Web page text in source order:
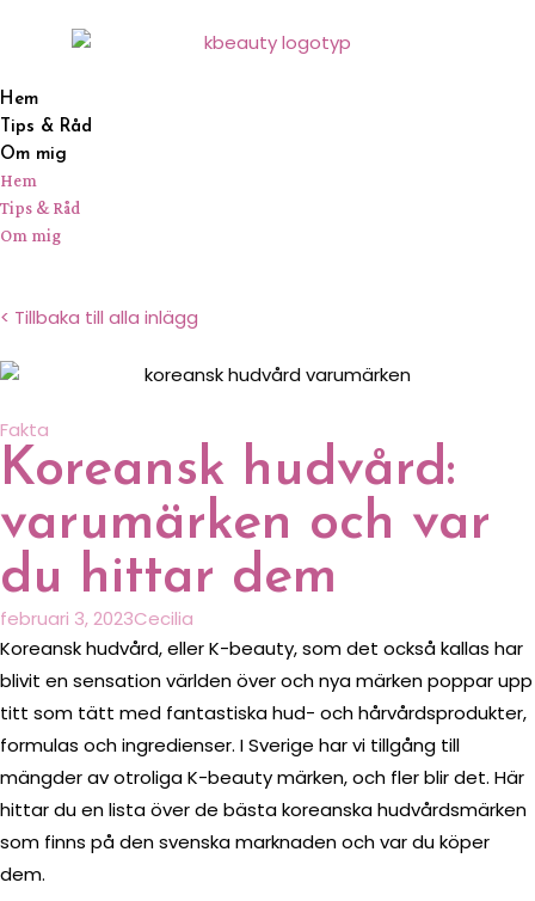
Hem
Tips & Råd
Om mig
Hem
Tips & Råd
Om mig
< Tillbaka till alla inlägg
Fakta
Koreansk hudvård:
varumärken och var
du hittar dem
februari 3, 2023Cecilia
Koreansk hudvård, eller K-beauty, som det också kallas har
blivit en sensation världen över och nya märken poppar upp
titt som tätt med fantastiska hud- och hårvårdsprodukter,
formulas och ingredienser. I Sverige har vi tillgång till
mängder av otroliga K-beauty märken, och fler blir det. Här
hittar du en lista över de bästa koreanska hudvårdsmärken
som finns på den svenska marknaden och var du köper
dem.